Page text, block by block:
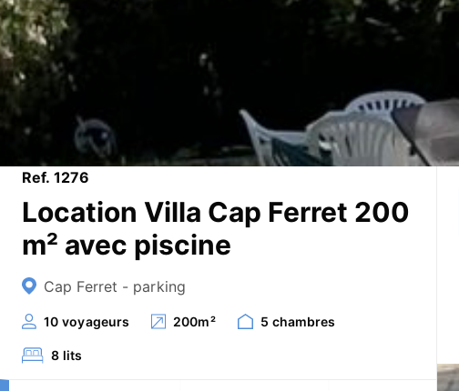
Ref. 1276
Location Villa Cap Ferret 200
m² avec piscine
Cap Ferret - parking
10 voyageurs 200m² 5 chambres
8 lits